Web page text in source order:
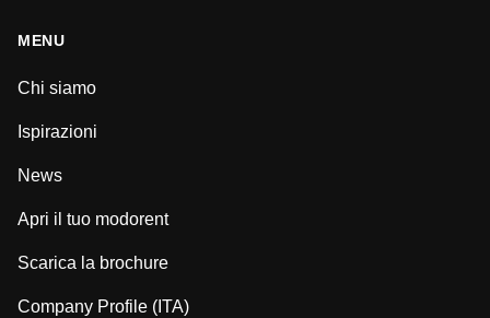
MENU
Chi siamo
Ispirazioni
News
Apri il tuo modorent
Scarica la brochure
Company Profile (ITA)